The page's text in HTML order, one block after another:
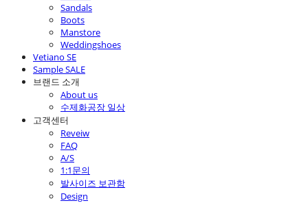
Sandals
Boots
Manstore
Weddingshoes
Vetiano SE
Sample SALE
브랜드 소개
About us
수제화공장 일상
고객센터
Reveiw
FAQ
A/S
1:1문의
발사이즈 보관함
Design